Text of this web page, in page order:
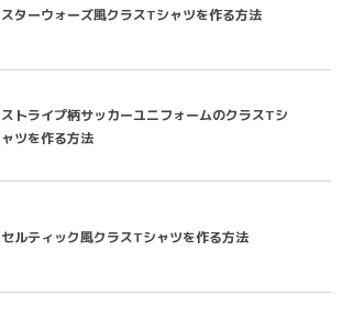
スターウォーズ風クラスTシャツを作る方法
ストライプ柄サッカーユニフォームのクラスTシ
ャツを作る方法
セルティック風クラスTシャツを作る方法